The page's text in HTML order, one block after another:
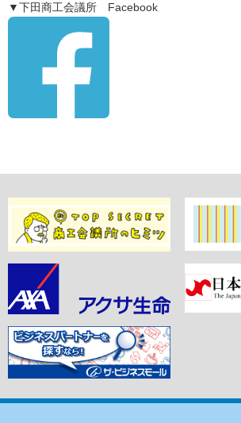
▼下田商工会議所 Facebook